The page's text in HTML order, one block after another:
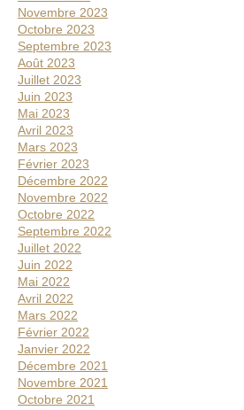
Novembre 2023
Octobre 2023
Septembre 2023
Août 2023
Juillet 2023
Juin 2023
Mai 2023
Avril 2023
Mars 2023
Février 2023
Décembre 2022
Novembre 2022
Octobre 2022
Septembre 2022
Juillet 2022
Juin 2022
Mai 2022
Avril 2022
Mars 2022
Février 2022
Janvier 2022
Décembre 2021
Novembre 2021
Octobre 2021